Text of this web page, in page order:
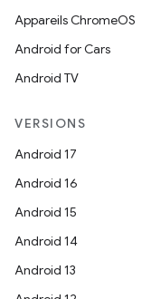
Appareils ChromeOS
Android for Cars
Android TV
VERSIONS
Android 17
Android 16
Android 15
Android 14
Android 13